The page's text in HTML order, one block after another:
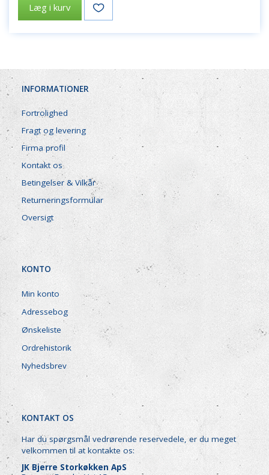
Læg i kurv
INFORMATIONER
Fortrolighed
Fragt og levering
Firma profil
Kontakt os
Betingelser & Vilkår
Returneringsformular
Oversigt
KONTO
Min konto
Adressebog
Ønskeliste
Ordrehistorik
Nyhedsbrev
KONTAKT OS
Har du spørgsmål vedrørende reservedele, er du meget
velkommen til at kontakte os:
JK Bjerre Storkøkken ApS